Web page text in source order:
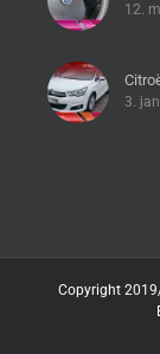
12.
3.
Copyright